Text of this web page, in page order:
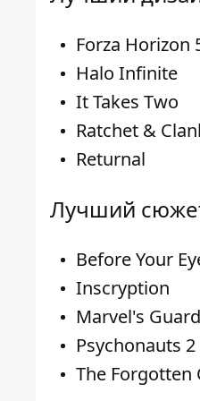
Forza Horizon
Halo Infinite
It Takes Two
Ratchet &
Returnal
Лучший
Before Your
Inscryption
Marvel's
Psychonauts 2
The Forgotten